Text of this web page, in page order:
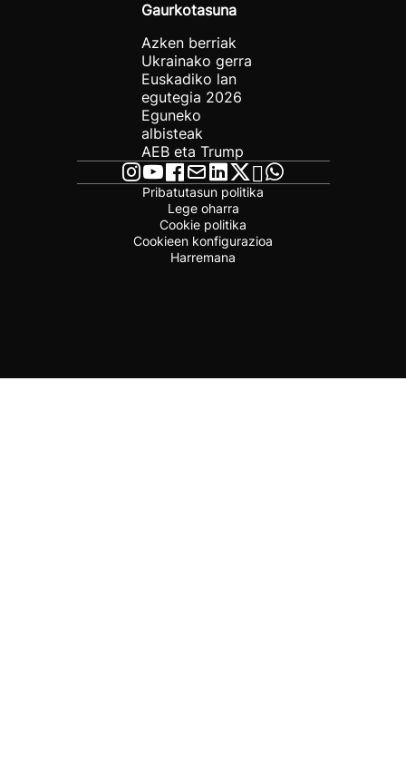
Gaurkotasuna
Azken berriak
Ukrainako gerra
Euskadiko lan
egutegia 2026
Eguneko
albisteak
AEB eta Trump
Pribatutasun politika
Lege oharra
Cookie politika
Cookieen konfigurazioa
Harremana